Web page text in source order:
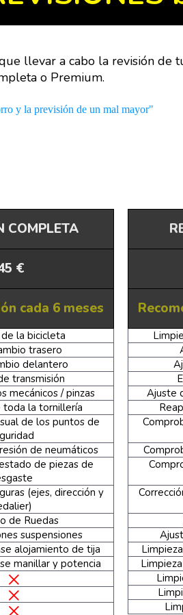
llevar a cabo la revisión de
o Premium.
y la previsión de un mal mayor"
COMPLETA
€
cada 6 meses
la bicicleta
trasero
delantero
transmisión
mecánicos / pinzas
toda la tornillería
de los puntos de
de neumáticos
de piezas de
(ejes, dirección y
de Ruedas
suspensiones
alojamiento de tija
manillar y potencia
Ajuste